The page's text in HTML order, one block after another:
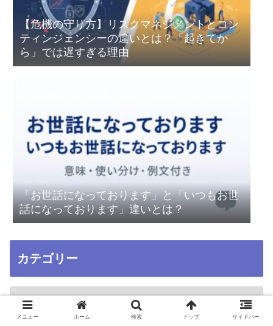
【危機の守り方】リスクマネジメントとコン
ティンジェンシーの違いとは？「起きてか
ら」では遅すぎる理由
「お世話になっております」と「いつもお世
話になっております」違いとは？
カテゴリー
メニュー ホーム 検索 トップ サイドバー